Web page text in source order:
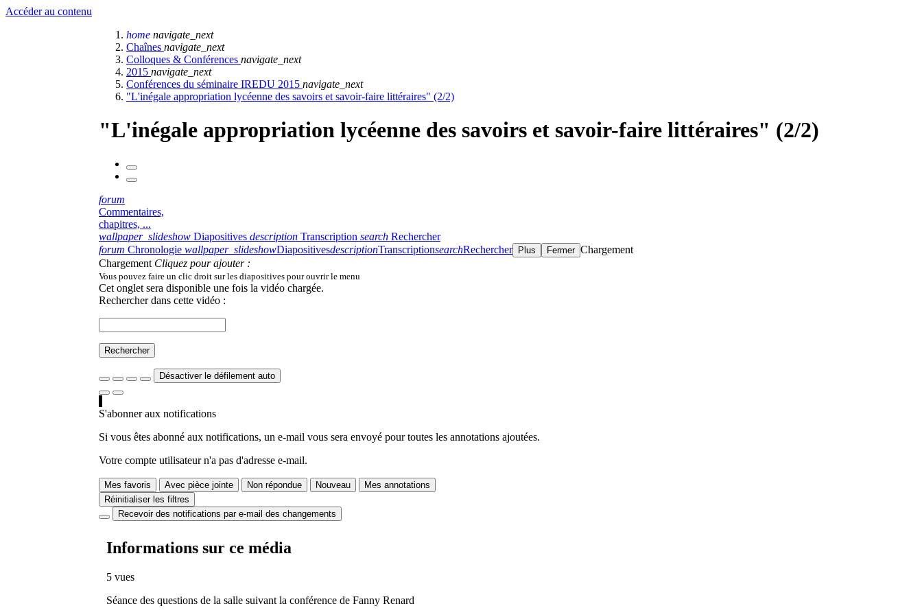
Accéder au contenu
home navigate_next
Chaînes navigate_next
Colloques & Conférences navigate_next
2015 navigate_next
Conférences du séminaire IREDU 2015 navigate_next
"L'inégale appropriation lycéenne des savoirs et savoir-faire littéraires" (2/2)
"L'inégale appropriation lycéenne des savoirs et savoir-faire littéraires" (2/2)
forum
Commentaires,
chapitres, ...
wallpaper_slideshow Diapositives description Transcription search Rechercher
forum Chronologie wallpaper_slideshowDiapositivesdescriptionTranscriptionsearchRechercher Plus Fermer Chargement
Chargement Cliquez pour ajouter :
Vous pouvez faire un clic droit sur les diapositives pour ouvrir le menu
Cet onglet sera disponible une fois la vidéo chargée.
Rechercher dans cette vidéo :
Rechercher
Désactiver le défilement auto
S'abonner aux notifications
Si vous êtes abonné aux notifications, un e-mail vous sera envoyé pour toutes les annotations ajoutées.
Votre compte utilisateur n'a pas d'adresse e-mail.
Mes favoris Avec pièce jointe Non répondue Nouveau
Mes annotations
Réinitialiser les filtres
Recevoir des notifications par e-mail des changements
Informations sur ce média
5 vues
Séance des questions de la salle suivant la conférence de Fanny Renard